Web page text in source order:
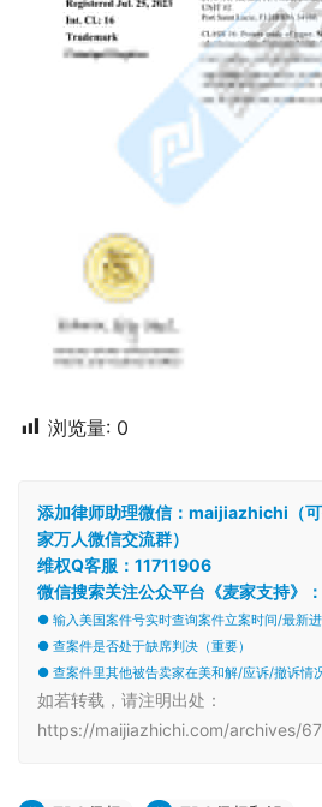
浏览量: 0
添加律师助理微信：maijiazhichi（
家万人微信交流群）
维权Q客服：11711906
微信搜索关注公众平台《麦家支持》：
● 输入美国案件号实时查询案件立案时间/最新
● 查案件是否处于缺席判决（重要）
● 查案件里其他被告卖家在美和解/应诉/撤诉情
如若转载，请注明出处：
https://maijiazhichi.com/archives/